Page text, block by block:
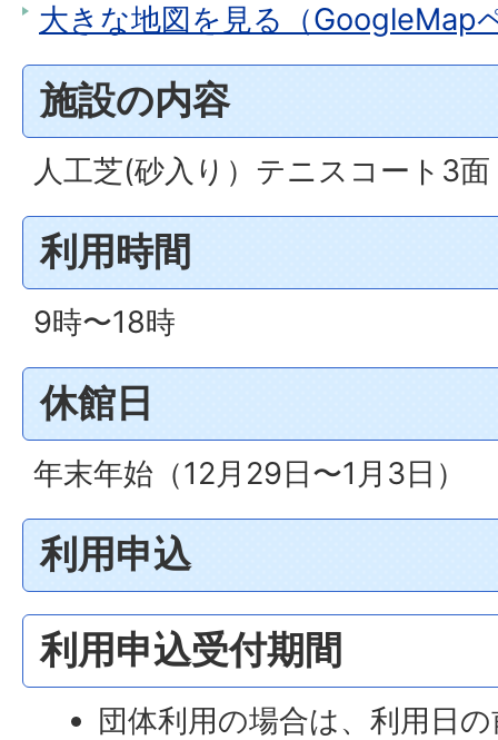
大きな地図を見る（GoogleMap
施設の内容
人工芝(砂入り）テニスコート3面
利用時間
9時〜18時
休館日
年末年始（12月29日〜1月3日）
利用申込
利用申込受付期間
団体利用の場合は、利用日